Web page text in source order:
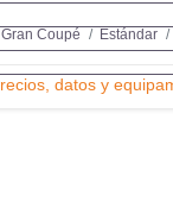
Gran Coupé Estándar
datos y